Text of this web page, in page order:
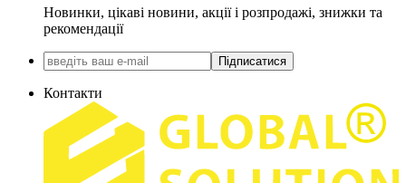
Новинки, цікаві новини, акції і розпродажі, знижки та
рекомендації
Підписатися
Контакти